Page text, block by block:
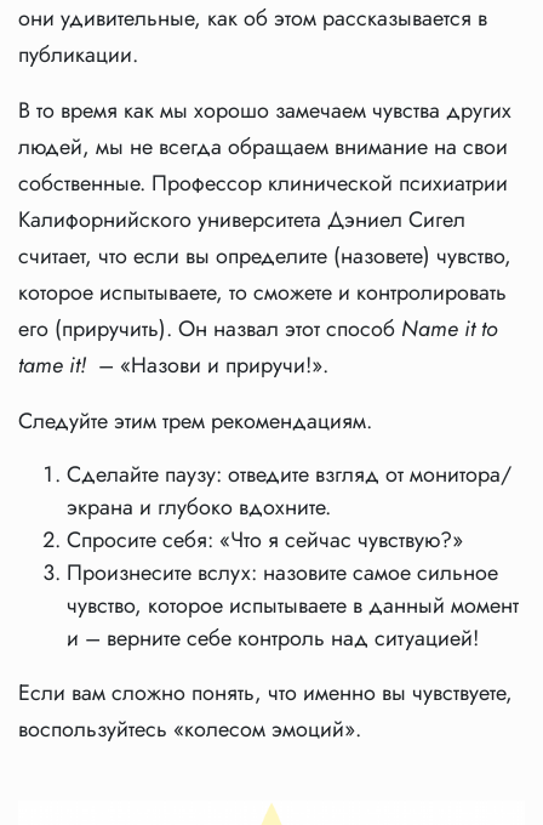
они удивительные, как об этом рассказывается в
публикации.
В то время как мы хорошо замечаем чувства других
людей, мы не всегда обращаем внимание на свои
собственные. Профессор клинической психиатрии
Калифорнийского университета Дэниел Сигел
считает, что если вы определите (назовете) чувство,
которое испытываете, то сможете и контролировать
его (приручить). Oн назвал этот способ Name it to
tame it! – «Назови и приручи!».
Следуйте этим трем рекомендациям.
Сделайте паузу: отведите взгляд от монитора/
экрана и глубоко вдохните.
Спросите себя: «Что я сейчас чувствую?»
Произнесите вслух: назовите самое сильное
чувство, которое испытываете в данный момент
и – верните себе контроль над ситуацией!
Если вам сложно понять, что именно вы чувствуете,
воспользуйтесь «колесом эмоций».